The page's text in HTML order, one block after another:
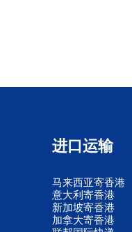
进口运输
马来西亚寄香港
意大利寄香港
新加坡寄香港
加拿大寄香港